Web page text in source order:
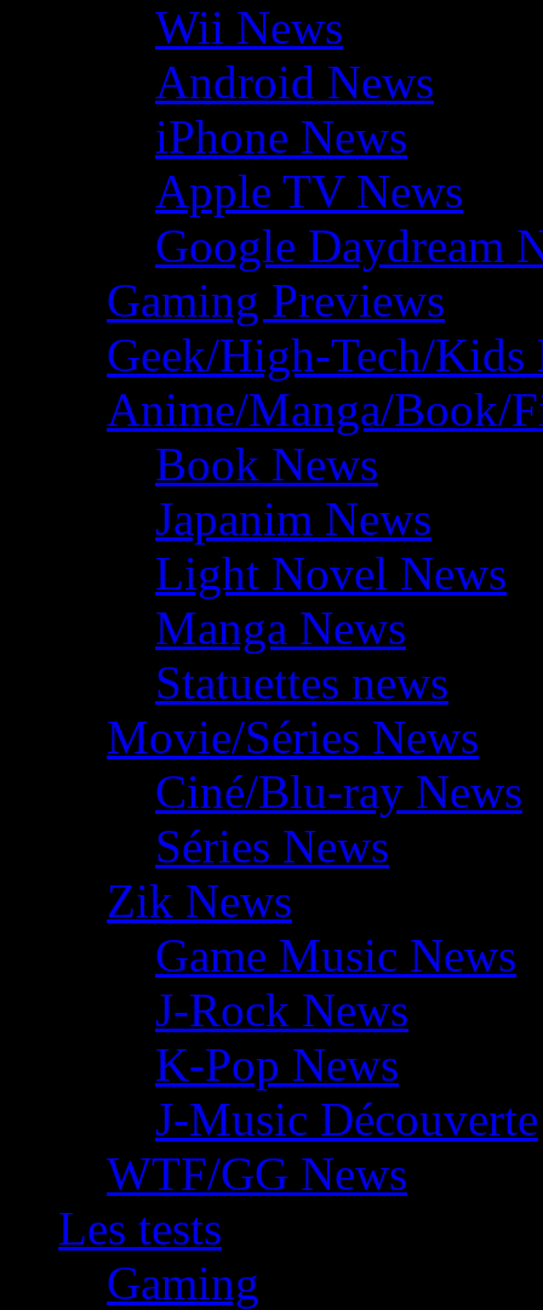
Wii News
Android News
iPhone News
Apple TV News
Google Daydream
Gaming Previews
Geek/High-Tech/Kids
Anime/Manga/Book/
Book News
Japanim News
Light Novel News
Manga News
Statuettes news
Movie/Séries News
Ciné/Blu-ray News
Séries News
Zik News
Game Music News
J-Rock News
K-Pop News
J-Music Découverte
WTF/GG News
Les tests
Gaming